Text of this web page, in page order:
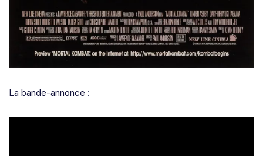
La bande-annonce :